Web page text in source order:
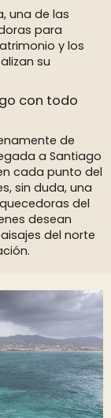
una de las
para
y los
su
con todo
de
a Santiago
cada punto del
sin duda, una
del
desean
del norte